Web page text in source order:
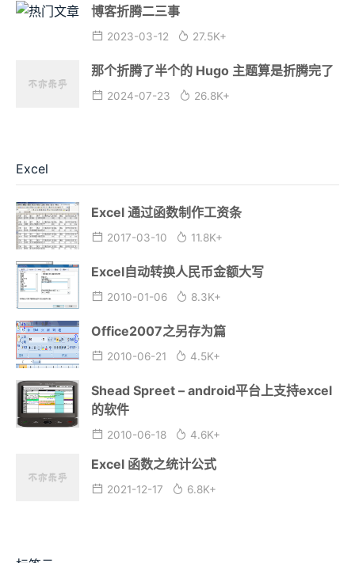
博客折腾二三事
2023-03-12 27.5K+
那个折腾了半个的 Hugo 主题算是折腾完了
2024-07-23 26.8K+
Excel
Excel 通过函数制作工资条
2017-03-10 11.8K+
Excel自动转换人民币金额大写
2010-01-06 8.3K+
Office2007之另存为篇
2010-06-21 4.5K+
Shead Spreet – android平台上支持excel
的软件
2010-06-18 4.6K+
Excel 函数之统计公式
2021-12-17 6.8K+